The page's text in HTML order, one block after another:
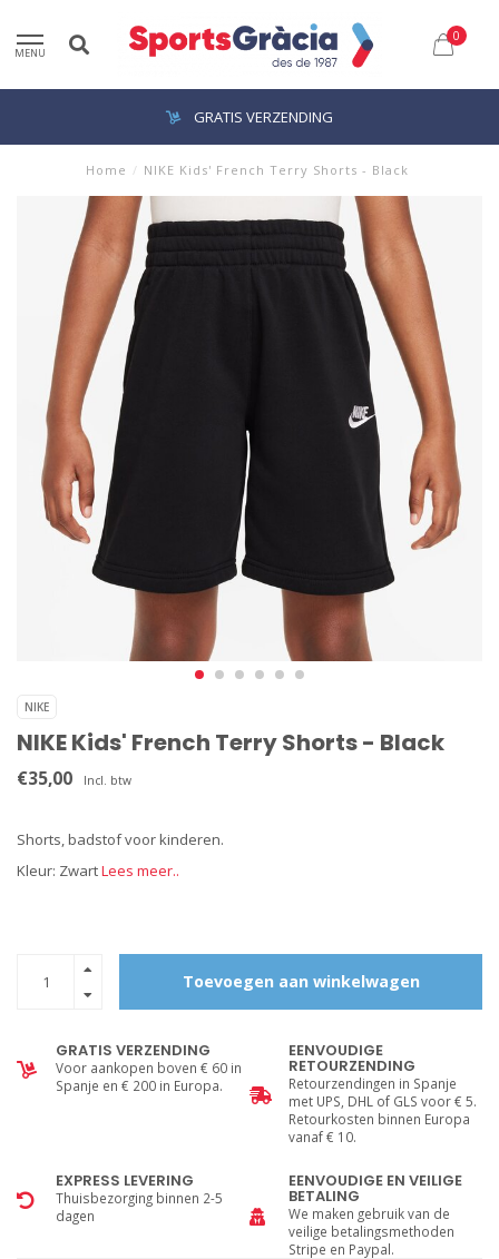
MENU
0
GRATIS VERZENDING
Home / NIKE Kids' French Terry Shorts - Black
NIKE
NIKE Kids' French Terry Shorts - Black
€35,00 Incl. btw
Shorts, badstof voor kinderen.
Kleur: ZwartLees meer..
Toevoegen aan winkelwagen
GRATIS VERZENDING
Voor aankopen boven € 60 in
Spanje en € 200 in Europa.
EENVOUDIGE
RETOURZENDING
Retourzendingen in Spanje
met UPS, DHL of GLS voor € 5.
Retourkosten binnen Europa
vanaf € 10.
EXPRESS LEVERING
Thuisbezorging binnen 2-5
dagen
EENVOUDIGE EN VEILIGE
BETALING
We maken gebruik van de
veilige betalingsmethoden
Stripe en Paypal.